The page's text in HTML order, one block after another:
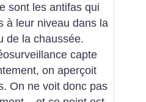
sont les antifas qui
à leur niveau dans la
de la chaussée.
capte
on aperçoit
On ne voit donc pas